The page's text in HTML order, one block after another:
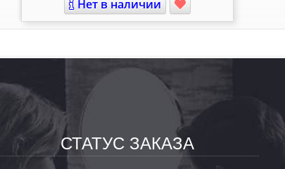
Нет в наличии
СТАТУС ЗАКАЗА